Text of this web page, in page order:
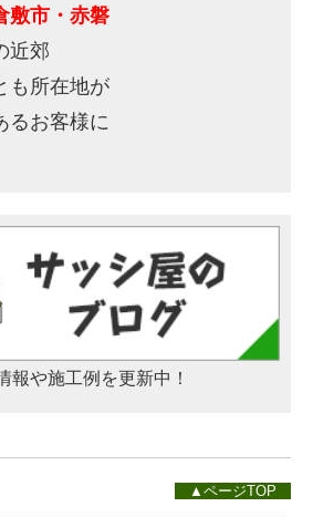
敷市・赤磐
近郊
も所在地が
るお客様に
報や施工例を更新中！
▲ページTOP